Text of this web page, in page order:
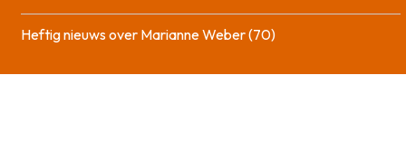
Heftig nieuws over Marianne Weber (70)